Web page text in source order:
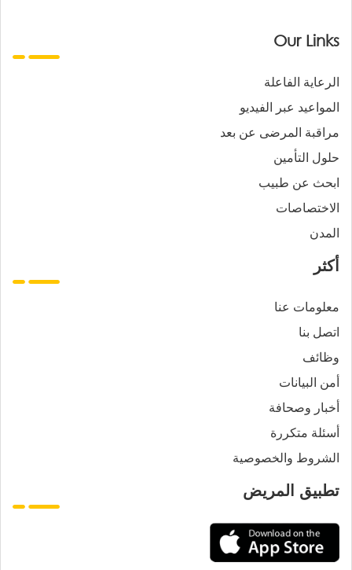
Our Links
الرعاية الفاعلة
المواعيد عبر الفيديو
مراقبة المرضى عن بعد
حلول التأمين
ابحث عن طبيب
الاختصاصات
المدن
أكثر
معلومات عنا
اتصل بنا
وظائف
أمن البيانات
أخبار وصحافة
أسئلة متكررة
الشروط والخصوصية
تطبيق المريض